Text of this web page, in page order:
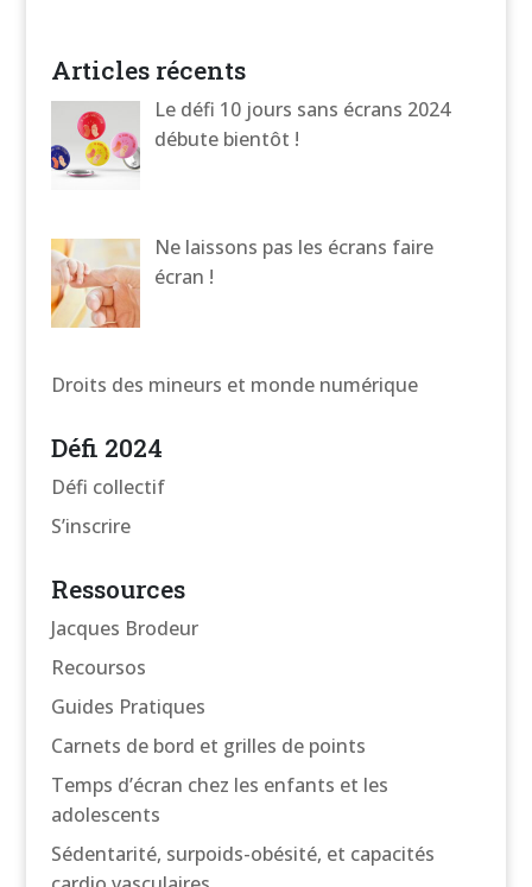
Articles récents
Le défi 10 jours sans écrans 2024
débute bientôt !
Ne laissons pas les écrans faire
écran !
Droits des mineurs et monde numérique
Défi 2024
Défi collectif
S’inscrire
Ressources
Jacques Brodeur
Recoursos
Guides Pratiques
Carnets de bord et grilles de points
Temps d’écran chez les enfants et les
adolescents
Sédentarité, surpoids-obésité, et capacités